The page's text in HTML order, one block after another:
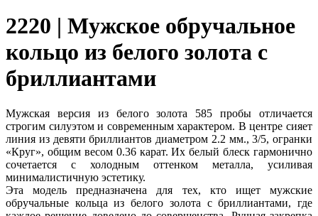
2220 | Мужское обручальное
кольцо из белого золота с
бриллиантами
Мужская версия из белого золота 585 пробы отличается
строгим силуэтом и современным характером. В центре сияет
линия из девяти бриллиантов диаметром 2.2 мм., 3/5, огранки
«Круг», общим весом 0.36 карат. Их белый блеск гармонично
сочетается с холодным оттенком металла, усиливая
минималистичную эстетику.
Эта модель предназначена для тех, кто ищет мужские
обручальные кольца из белого золота с бриллиантами, где